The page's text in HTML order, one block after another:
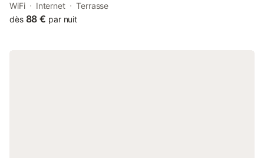
Stereden Ar Mor features accommodation with sea views, free
WiFi and free private parking.
WiFi Internet
Terrasse
dès 88 € par nuit